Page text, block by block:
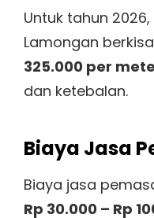
Untuk tahun
Lamongan
325.000 per
dan ketebalan.
Biaya Jasa
Biaya jasa
Rp 30.000 – Rp